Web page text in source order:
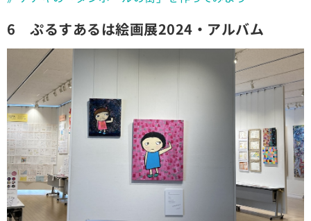
6 ぷるすあるは絵画展2024・アルバム